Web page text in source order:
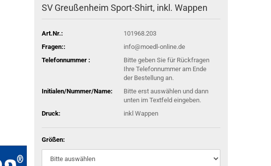
SV Greußenheim Sport-Shirt, inkl. Wappen
Art.Nr.:
101968.203
Fragen::
info@moedl-online.de
Telefonnummer :
Bitte geben Sie für Rückfragen
Ihre Telefonnummer am Ende
der Bestellung an.
Initialen/Nummer/Name:
Bitte erst auswählen und dann
unten im Textfeld eingeben.
Druck:
inkl Wappen
Größen: